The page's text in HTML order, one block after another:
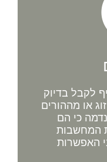
לקבל בדיוק
או מההורים
כי הם
המחשבות
האפשרות